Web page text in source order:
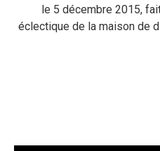
le 5 décembre 2015,
éclectique de la maison de